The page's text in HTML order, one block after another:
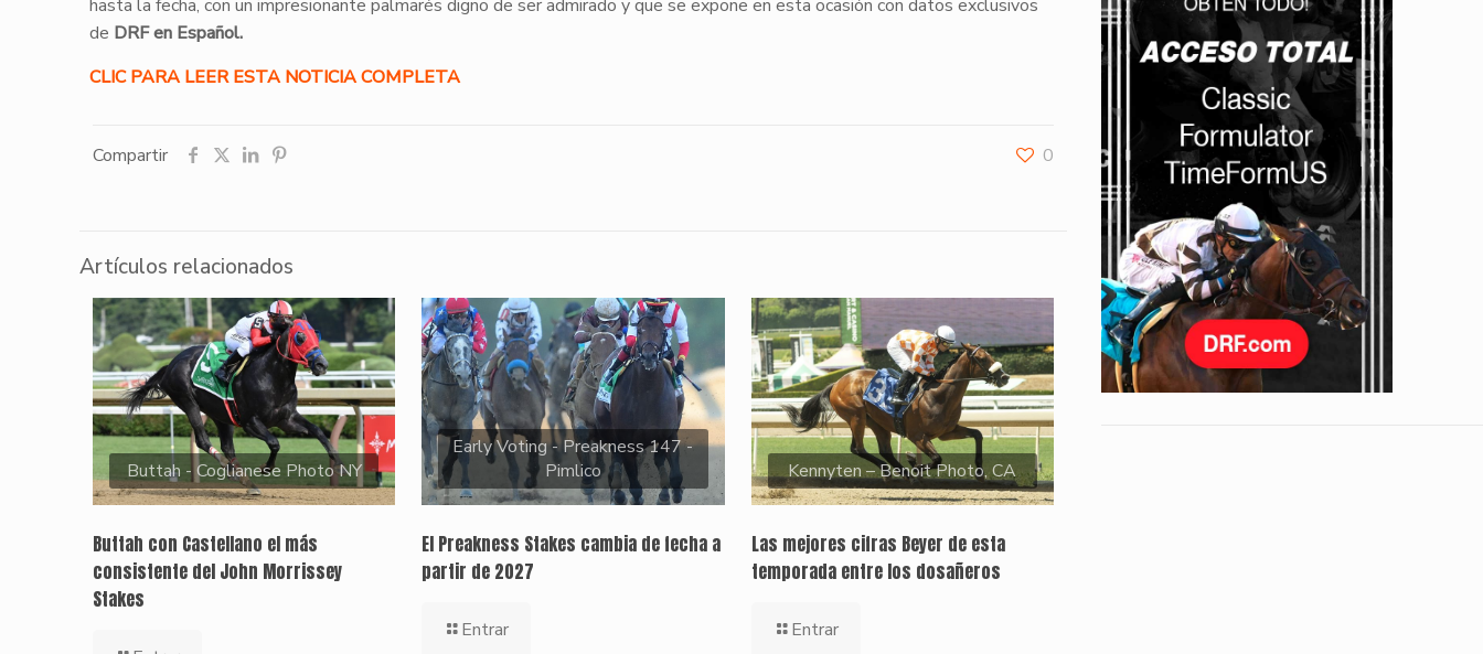
hasta la fecha, con un impresionante palmarés digno de ser admirado y que se expone en esta ocasión con datos exclusivos
de DRF en Español.
CLIC PARA LEER ESTA NOTICIA COMPLETA
Compartir 0
Artículos relacionados
Buttah - Coglianese Photo NY
Buttah con Castellano el más
consistente del John Morrissey
Stakes
Early Voting - Preakness 147 -
Pimlico
El Preakness Stakes cambia de fecha a
partir de 2027
Entrar
Kennyten – Benoit Photo, CA
Las mejores cifras Beyer de esta
temporada entre los dosañeros
Entrar